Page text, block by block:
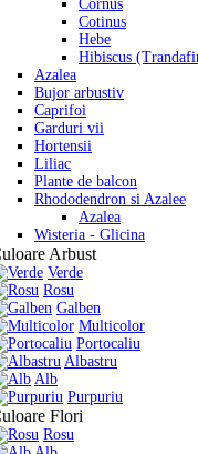
Cornus
Cotinus
Hebe
Hibiscus
Azalea
Bujor arbustiv
Caprifoi
Garduri vii
Hortensii
Liliac
Plante de balcon
Rhododendron si Azalee
Azalea
Wisteria - Glicina
Arbust
Verde
Rosu
Galben
Multicolor
Portocaliu
Albastru
Alb
Purpuriu
Flori
Rosu